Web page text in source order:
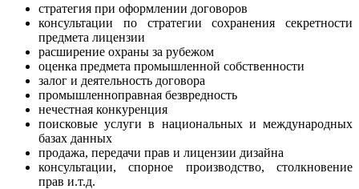
стратегия при оформлении договоров
консультации по стратегии сохранения секретности
предмета лицензии
расширение охраны за рубежом
оценка предмета промышленной собственности
залог и деятельность договора
промышленноправная безвредность
нечестная конкуренция
поисковые услуги в национальных и международных
базах данных
продажа, передачи прав и лицензии дизайна
консультации, спорное производство, столкновение
прав и.т.д.